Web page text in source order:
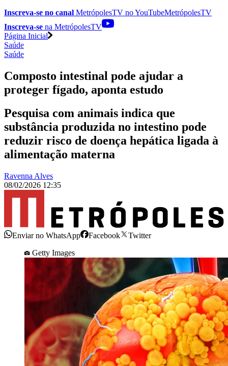
Inscreva-se no canal MetrópolesTV noYouTubeMetrópolesTV
Inscreva-se na MetrópolesTV
Página Inicial
Saúde
Saúde
Composto intestinal pode ajudar a
proteger fígado, aponta estudo
Pesquisa com animais indica que
substância produzida no intestino pode
reduzir risco de doença hepática ligada à
alimentação materna
Ravenna Alves
08/02/2026 12:35
Enviar no WhatsApp Facebook
Twitter
Getty Images